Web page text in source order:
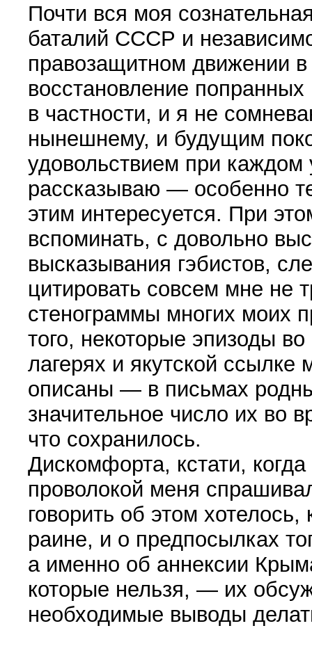
Почти вся моя
баталий СССР и
правозащитном движении
восстановление
в частности, и я не
нынешнему, и будущим
удовольствием при
рассказываю — особенно
этим интересуется. При
вспоминать, с довольно
высказывания гэбистов,
цитировать совсем мне не
стенограммы многих моих
того, некоторые эпизоды
лагерях и якутской
описаны — в письмах
значительное число их во
что сохранилось.
Дискомфорта, кстати,
проволокой меня
говорить об этом
ра­ине, и о предпосылках
а именно об аннексии
которые нельзя, — их
необходимые выводы